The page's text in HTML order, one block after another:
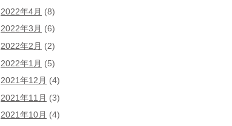
2022年4月 (8)
2022年3月 (6)
2022年2月 (2)
2022年1月 (5)
2021年12月 (4)
2021年11月 (3)
2021年10月 (4)